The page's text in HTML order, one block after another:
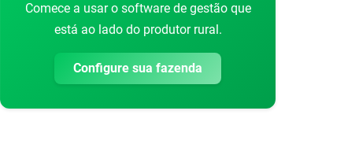
Comece a usar o software de gestão que
está ao lado do produtor rural.
Configure sua fazenda